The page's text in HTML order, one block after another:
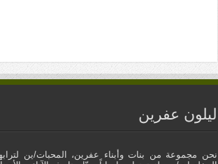
ليلون عفرين
نحن مجموعة من بنات وأبناء عفرين، المحبات/ين